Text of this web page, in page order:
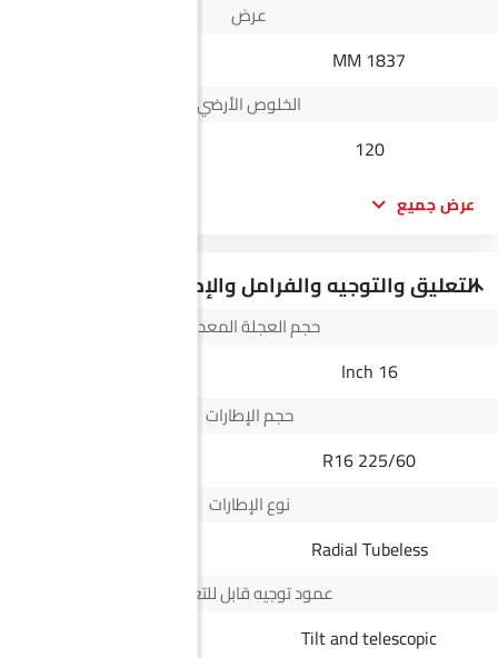
عرض
1837 MM
الخلوص الأرضي
120
عرض جميع
التعليق والتوجيه والفرامل والإطارات
حجم العجلة المعدنية
16 Inch
حجم الإطارات
225/60 R16
نوع الإطارات
Radial Tubeless
عمود توجيه قابل للتعديل
Tilt and telescopic